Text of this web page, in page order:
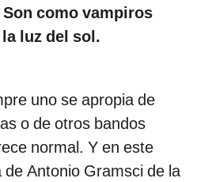
como vampiros
luz del sol.
uno se apropia de
o de otros bandos
normal. Y en este
Antonio Gramsci de la